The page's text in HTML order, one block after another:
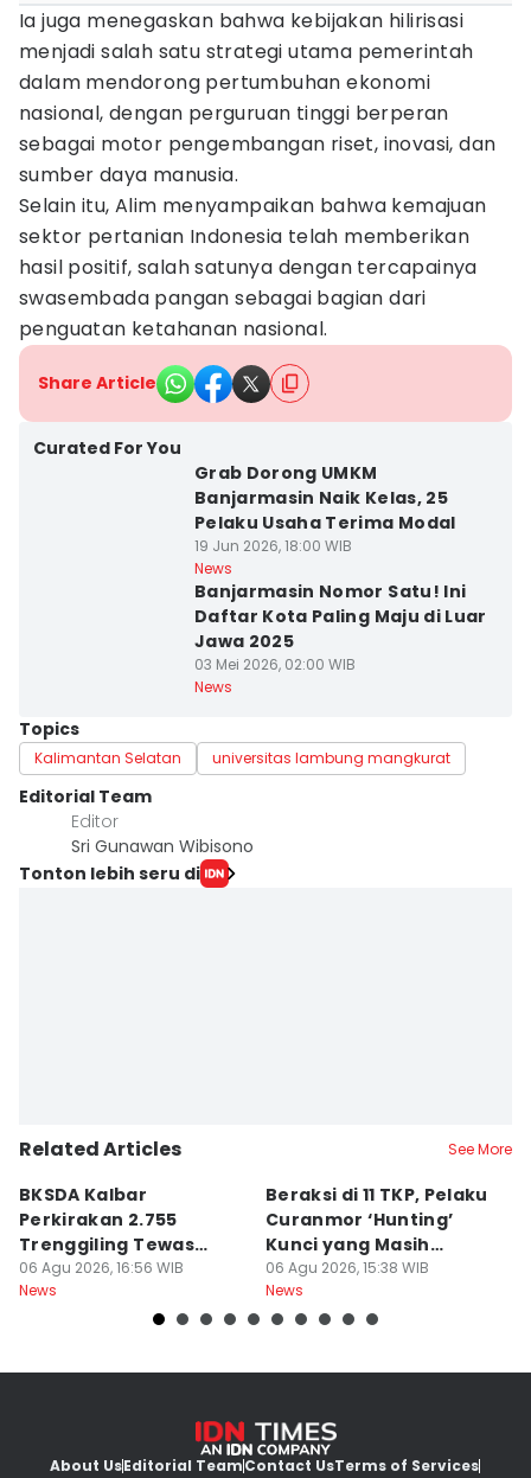
Ia juga menegaskan bahwa kebijakan hilirisasi
menjadi salah satu strategi utama pemerintah
dalam mendorong pertumbuhan ekonomi
nasional, dengan perguruan tinggi berperan
sebagai motor pengembangan riset, inovasi, dan
sumber daya manusia.
Selain itu, Alim menyampaikan bahwa kemajuan
sektor pertanian Indonesia telah memberikan
hasil positif, salah satunya dengan tercapainya
swasembada pangan sebagai bagian dari
penguatan ketahanan nasional.
Share Article
Curated For You
Grab Dorong UMKM
Banjarmasin Naik Kelas, 25
Pelaku Usaha Terima Modal
19 Jun 2026, 18:00 WIB
News
Banjarmasin Nomor Satu! Ini
Daftar Kota Paling Maju di Luar
Jawa 2025
03 Mei 2026, 02:00 WIB
News
Topics
Kalimantan Selatan universitas lambung mangkurat
Editorial Team
Editor
Sri Gunawan Wibisono
Tonton lebih seru di
Related Articles See More
BKSDA Kalbar
Perkirakan 2.755
Trenggiling Tewas
untuk Dapat 551 Kg Sisik
06 Agu 2026, 16:56 WIB
News
Beraksi di 11 TKP, Pelaku
Curanmor ‘Hunting’
Kunci yang Masih
Menempel
06 Agu 2026, 15:38 WIB
News
About UsEditorial TeamContact UsTerms of Services